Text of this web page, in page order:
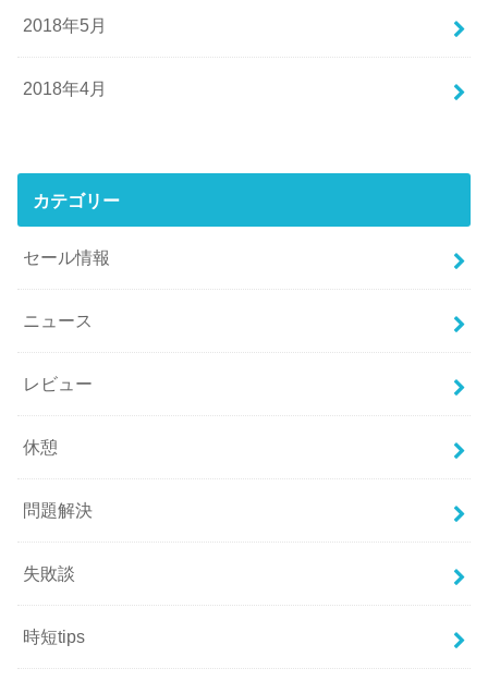
2018年5月
2018年4月
カテゴリー
セール情報
ニュース
レビュー
休憩
問題解決
失敗談
時短tips